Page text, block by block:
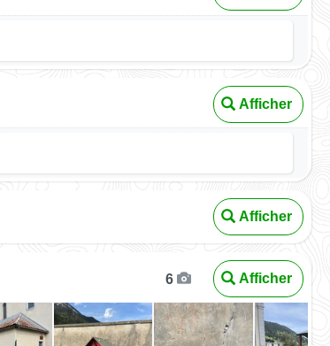
Afficher
Afficher
6 Afficher